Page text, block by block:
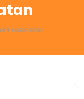
kesehatan